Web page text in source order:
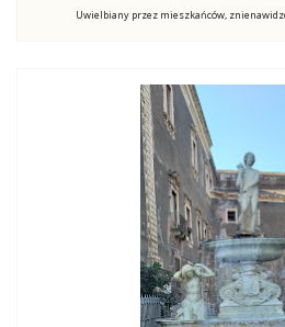
Uwielbiany przez mieszkańców,